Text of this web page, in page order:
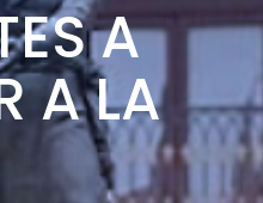
A
A LA